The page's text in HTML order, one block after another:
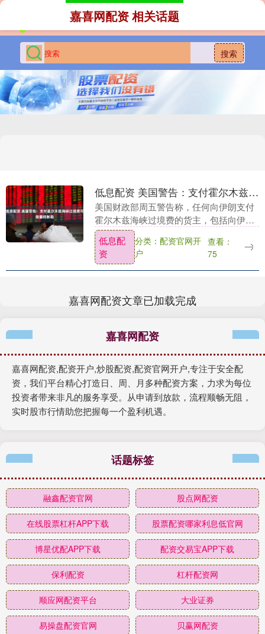
搜索
嘉喜网配资 相关话题
低息配资 美国警告：支付霍尔木兹海峡过境费可能面临制裁
美国财政部周五警告称，任何向伊朗支付
霍尔木兹海峡过境费的货主，包括向伊朗
红新月会等组织提供慈善捐款的，都可能
面临惩罚性制裁。OFAC表示，相关要求
可能包含多种支....
低息配
资
分类：配资官网开
户
查看：
75
嘉喜网配资文章已加载完成
嘉喜网配资
嘉喜网配资,配资开户,炒股配资,配资官网开户,专注于安全配
资，我们平台精心打造日、周、月多种配资方案，力求为每位
投资者带来非凡的服务享受。从申请到放款，流程顺畅无阻，
实时股市行情助您把握每一个盈利机遇。
话题标签
融鑫配资官网 股点网配资
在线股票杠杆APP下载 股票配资哪家利息低官网
博星优配APP下载 配资交易宝APP下载
保利配资 杠杆配资网
顺应网配资平台 大业证券
易操盘配资官网 贝赢网配资